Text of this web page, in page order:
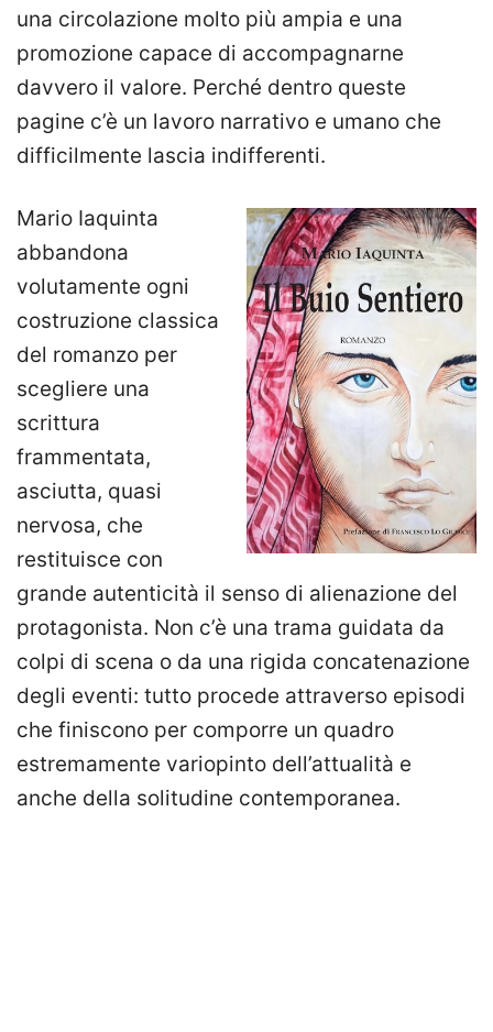
una circolazione molto più ampia e una
promozione capace di accompagnarne
davvero il valore. Perché dentro queste
pagine c’è un lavoro narrativo e umano che
difficilmente lascia indifferenti.
Mario Iaquinta
abbandona
volutamente ogni
costruzione classica
del romanzo per
scegliere una
scrittura
frammentata,
asciutta, quasi
nervosa, che
restituisce con
grande autenticità il senso di alienazione del
protagonista. Non c’è una trama guidata da
colpi di scena o da una rigida concatenazione
degli eventi: tutto procede attraverso episodi
che finiscono per comporre un quadro
estremamente variopinto dell’attualità e
anche della solitudine contemporanea.